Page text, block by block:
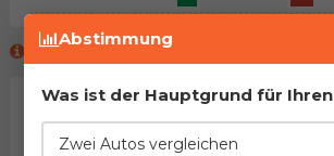
Meinung des virtuellen
Na, man kann sagen, dass es sich um
Abstimmung
Was ist der Hauptgrund für Ihren
Zwei Autos vergleichen